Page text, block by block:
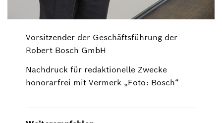
Vorsitzender der Geschäftsführung der
Robert Bosch GmbH
Nachdruck für redaktionelle Zwecke
honorarfrei mit Vermerk „Foto: Bosch“